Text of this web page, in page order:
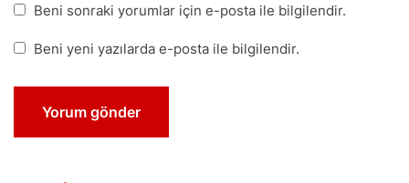
Beni sonraki yorumlar için e-posta ile bilgilendir.
Beni yeni yazılarda e-posta ile bilgilendir.